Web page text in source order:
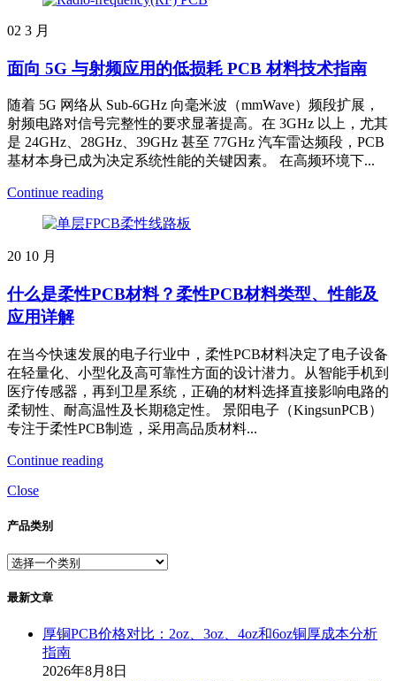
02 3 月
面向 5G 与射频应用的低损耗 PCB 材料技术指南
随着 5G 网络从 Sub-6GHz 向毫米波（mmWave）频段扩展，
射频电路对信号完整性的要求显著提高。在 3GHz 以上，尤其
是 24GHz、28GHz、39GHz 甚至 77GHz 汽车雷达频段，PCB
基材本身已成为决定系统性能的关键因素。 在高频环境下...
Continue reading
20 10 月
什么是柔性PCB材料？柔性PCB材料类型、性能及
应用详解
在当今快速发展的电子行业中，柔性PCB材料决定了电子设备
在轻量化、小型化及高可靠性方面的设计潜力。从智能手机到
医疗传感器，再到卫星系统，正确的材料选择直接影响电路的
柔韧性、耐高温性及长期稳定性。 景阳电子（KingsunPCB）
专注于柔性PCB制造，采用高品质材料...
Continue reading
Close
产品类别
最新文章
厚铜PCB价格对比：2oz、3oz、4oz和6oz铜厚成本分析
指南
2026年8月8日